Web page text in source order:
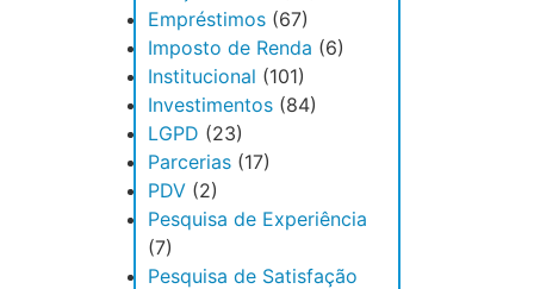
Empréstimos (67)
Imposto de Renda (6)
Institucional (101)
Investimentos (84)
LGPD (23)
Parcerias (17)
PDV (2)
Pesquisa de Experiência
(7)
Pesquisa de Satisfação